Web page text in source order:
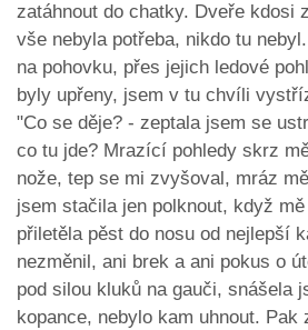
zatáhnout do chatky. Dveře kdosi
vše nebyla potřeba, nikdo tu
na pohovku, přes jejich ledové
byly upřeny, jsem v tu chvíli
"Co se děje? - zeptala jsem se
co tu jde? Mrazící pohledy skrz
nože, tep se mi zvyšoval, mráz
jsem stačila jen polknout, když
přiletěla pěst do nosu od nejlepší
nezměnil, ani brek a ani pokus o
pod silou kluků na gauči, snášela
kopance, nebylo kam uhnout. Pak